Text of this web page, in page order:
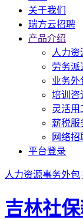
关于我们
瑞方云招聘
产品介绍
人力资
劳务派
业务外
培训咨
灵活用
薪税服
网络招
平台登录
人力资源事务外包
吉林社